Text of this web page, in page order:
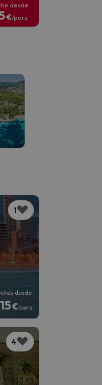
desde
€/pers.
1
desde
€/pers.
4